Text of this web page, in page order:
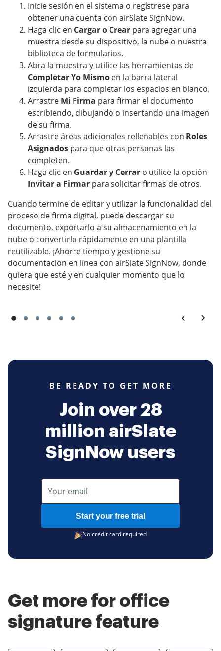
Inicie sesión en el sistema o regístrese para
obtener una cuenta con airSlate SignNow.
Haga clic en Cargar o Crear para agregar una
muestra desde su dispositivo, la nube o nuestra
biblioteca de formularios.
Abra la muestra y utilice las herramientas de
Completar Yo Mismo en la barra lateral
izquierda para completar los espacios en blanco.
Arrastre Mi Firma para firmar el documento
escribiendo, dibujando o insertando una imagen
de su firma.
Arrastre áreas adicionales rellenables con Roles
Asignados para que otras personas las
completen.
Haga clic en Guardar y Cerrar o utilice la opción
Invitar a Firmar para solicitar firmas de otros.
Cuando termine de editar y utilizar la funcionalidad del
proceso de firma digital, puede descargar su
documento, exportarlo a su almacenamiento en la
nube o convertirlo rápidamente en una plantilla
reutilizable. ¡Ahorre tiempo y gestione su
documentación en línea con airSlate SignNow, donde
quiera que esté y en cualquier momento que lo
necesite!
BE READY TO GET MORE
Join over 28
million airSlate
SignNow users
Start your free trial
No credit card required
Get more for office
signature feature